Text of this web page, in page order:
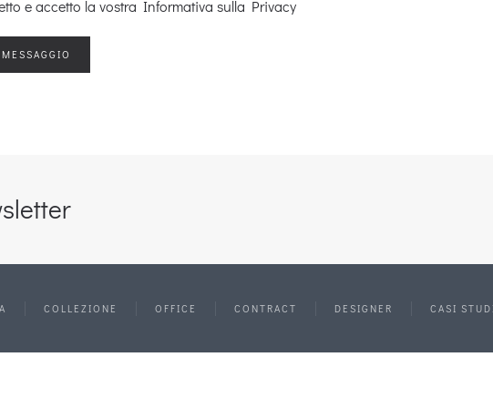
e accetto la vostra Informativa sulla Privacy
COLLEZIONE OFFICE CONTRACT DESIGNER CASI